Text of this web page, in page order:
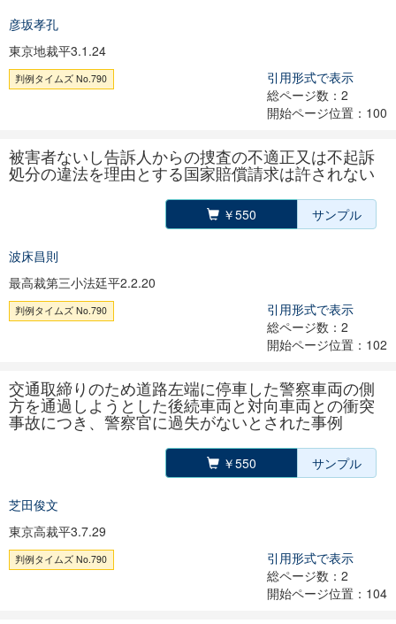
彦坂孝孔
東京地裁平3.1.24
判例タイムズ No.790
引用形式で表示
総ページ数：2
開始ページ位置：100
被害者ないし告訴人からの捜査の不適正又は不起訴
処分の違法を理由とする国家賠償請求は許されない
￥550 サンプル
波床昌則
最高裁第三小法廷平2.2.20
判例タイムズ No.790
引用形式で表示
総ページ数：2
開始ページ位置：102
交通取締りのため道路左端に停車した警察車両の側
方を通過しようとした後続車両と対向車両との衝突
事故につき、警察官に過失がないとされた事例
￥550 サンプル
芝田俊文
東京高裁平3.7.29
判例タイムズ No.790
引用形式で表示
総ページ数：2
開始ページ位置：104